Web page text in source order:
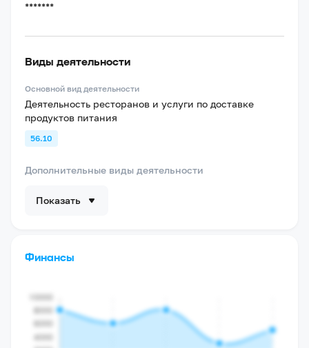
*******
Виды деятельности
Основной вид деятельности
Деятельность ресторанов и услуги по доставке
продуктов питания
56.10
Дополнительные виды деятельности
Показать
Финансы